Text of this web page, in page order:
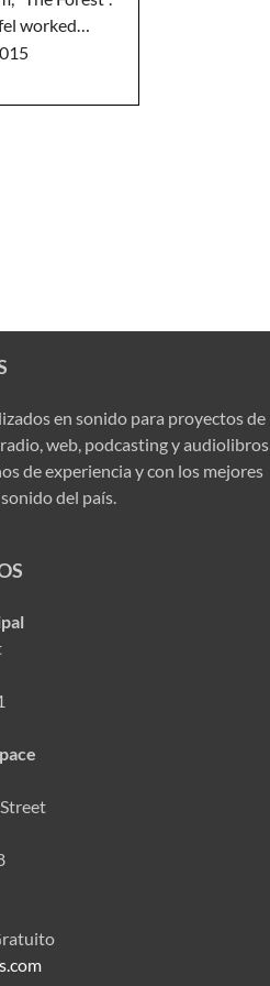
worked…
en sonido para proyectos de
web, podcasting y audiolibros
de experiencia y con los mejores
del país.